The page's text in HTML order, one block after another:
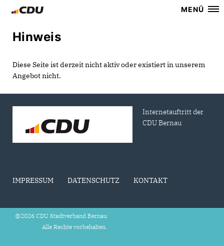
MENÜ
Hinweis
Diese Seite ist derzeit nicht aktiv oder existiert in unserem
Angebot nicht.
Internetauftritt der
CDU Bernau
IMPRESSUM DATENSCHUTZ KONTAKT
@2026 CDU Stadtverband Bernau
Alle Rechte vorbehalten.